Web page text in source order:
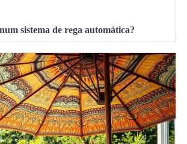
sistema de rega automática?